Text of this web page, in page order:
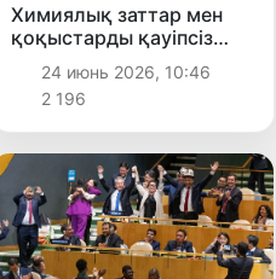
Химиялық заттар мен
қоқыстарды қауіпсіз
басқару жөніндегі жаңа
жоба бекітілді
24 июнь 2026, 10:46
2 196